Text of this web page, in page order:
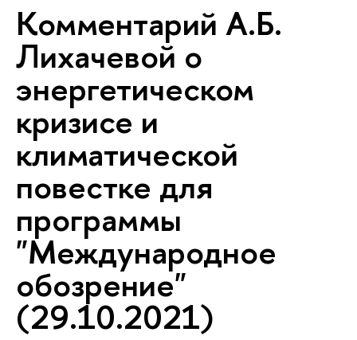
Комментарий А.Б.
Лихачевой о
энергетическом
кризисе и
климатической
повестке для
программы
"Международное
обозрение"
(29.10.2021)